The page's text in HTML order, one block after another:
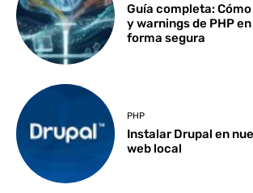
Guía completa:
y warnings de PHP
forma segura
PHP
Instalar Drupal en
web local